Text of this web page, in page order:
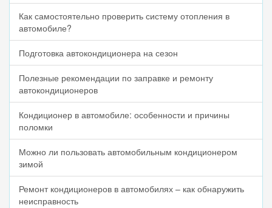
Как самостоятельно проверить систему отопления в
автомобиле?
Подготовка автокондиционера на сезон
Полезные рекомендации по заправке и ремонту
автокондиционеров
Кондиционер в автомобиле: особенности и причины
поломки
Можно ли пользовать автомобильным кондиционером
зимой
Ремонт кондиционеров в автомобилях – как обнаружить
неисправность